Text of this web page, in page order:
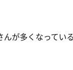
が多くなってい